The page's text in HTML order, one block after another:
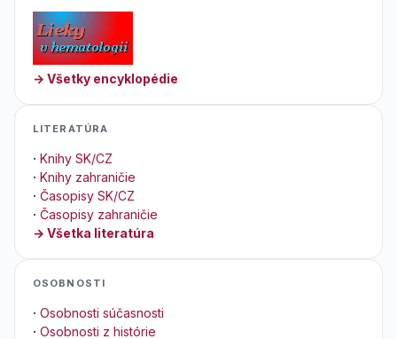
→ Všetky encyklopédie
LITERATÚRA
· Knihy SK/CZ
· Knihy zahraničie
· Časopisy SK/CZ
· Časopisy zahraničie
→ Všetka literatúra
OSOBNOSTI
· Osobnosti súčasnosti
· Osobnosti z histórie